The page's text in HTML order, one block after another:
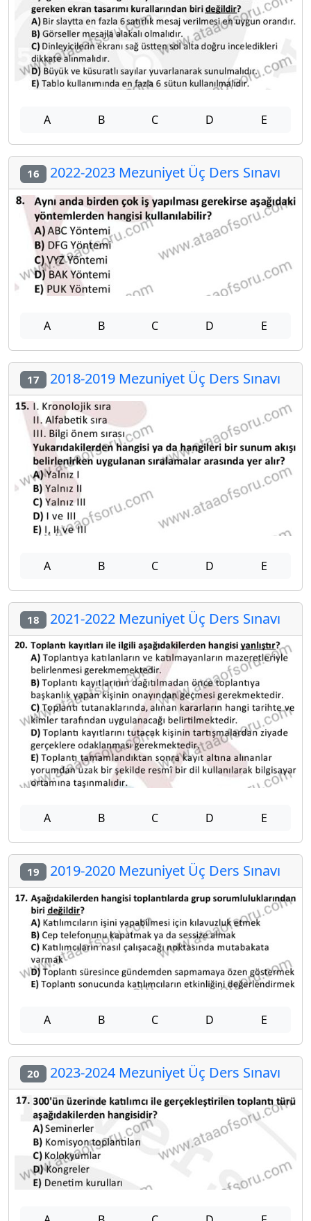
A B C D E
16 2022-2023 Mezuniyet Üç Ders Sınavı
A B C D E
17 2018-2019 Mezuniyet Üç Ders Sınavı
A B C D E
18 2021-2022 Mezuniyet Üç Ders Sınavı
A B C D E
19 2019-2020 Mezuniyet Üç Ders Sınavı
A B C D E
20 2023-2024 Mezuniyet Üç Ders Sınavı